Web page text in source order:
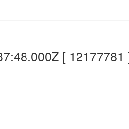
[ 12177781